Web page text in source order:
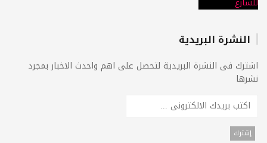
النشرة البريدية
اشترك فى النشرة البريدية لتحصل على اهم واحدث الاخبار بمجرد
نشرها